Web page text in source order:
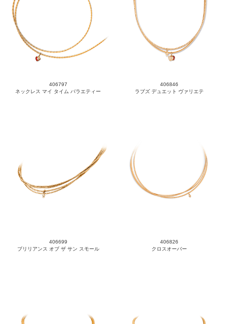
406797
ネックレス マイ タイム バラエティー
406846
ラブズ デュエット ヴァリエテ
406699
ブリリアンス オブ ザ サン スモール
406826
クロスオーバー